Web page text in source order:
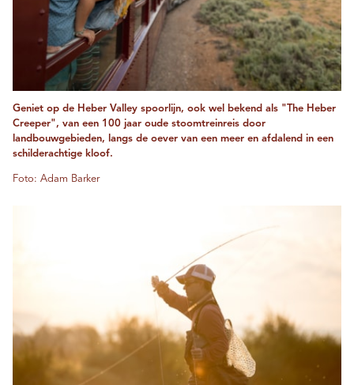
Geniet op de Heber Valley spoorlijn, ook wel bekend als "The Heber
Creeper", van een 100 jaar oude stoomtreinreis door
landbouwgebieden, langs de oever van een meer en afdalend in een
schilderachtige kloof.
Foto: Adam Barker